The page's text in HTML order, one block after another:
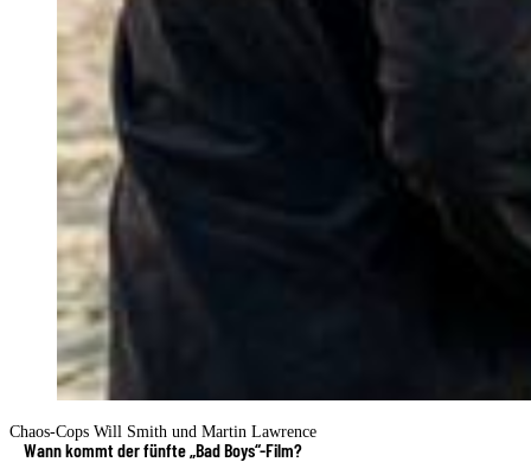
Chaos-Cops Will Smith und Martin Lawrence
Wann kommt der fünfte „Bad Boys“-Film?